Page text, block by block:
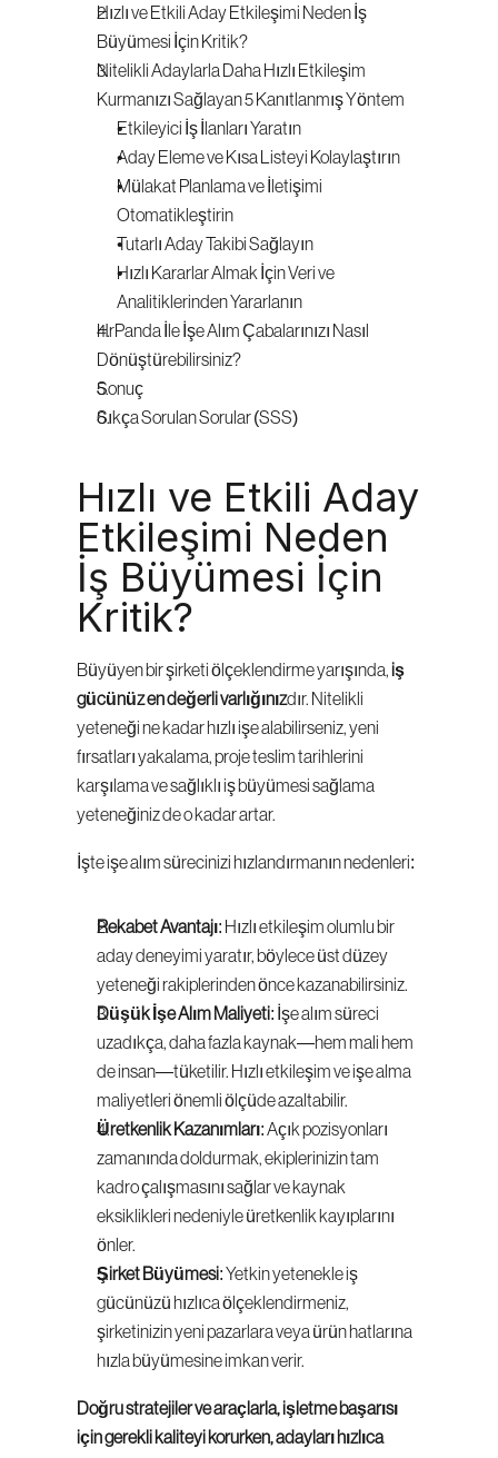
Hızlı ve Etkili Aday Etkileşimi Neden İş
Büyümesi İçin Kritik?
Nitelikli Adaylarla Daha Hızlı Etkileşim
Kurmanızı Sağlayan 5 Kanıtlanmış Yöntem
Etkileyici İş İlanları Yaratın
Aday Eleme ve Kısa Listeyi Kolaylaştırın
Mülakat Planlama ve İletişimi
Otomatikleştirin
Tutarlı Aday Takibi Sağlayın
Hızlı Kararlar Almak İçin Veri ve
Analitiklerinden Yararlanın
HrPanda İle İşe Alım Çabalarınızı Nasıl
Dönüştürebilirsiniz?
Sonuç
Sıkça Sorulan Sorular (SSS)
Hızlı ve Etkili Aday
Etkileşimi Neden
İş Büyümesi İçin
Kritik?
Büyüyen bir şirketi ölçeklendirme yarışında, iş
gücünüz en değerli varlığınızdır. Nitelikli
yeteneği ne kadar hızlı işe alabilirseniz, yeni
fırsatları yakalama, proje teslim tarihlerini
karşılama ve sağlıklı iş büyümesi sağlama
yeteneğiniz de o kadar artar.
İşte işe alım sürecinizi hızlandırmanın nedenleri:
Rekabet Avantajı: Hızlı etkileşim olumlu bir
aday deneyimi yaratır, böylece üst düzey
yeteneği rakiplerinden önce kazanabilirsiniz.
Düşük İşe Alım Maliyeti: İşe alım süreci
uzadıkça, daha fazla kaynak—hem mali hem
de insan—tüketilir. Hızlı etkileşim ve işe alma
maliyetleri önemli ölçüde azaltabilir.
Üretkenlik Kazanımları: Açık pozisyonları
zamanında doldurmak, ekiplerinizin tam
kadro çalışmasını sağlar ve kaynak
eksiklikleri nedeniyle üretkenlik kayıplarını
önler.
Şirket Büyümesi: Yetkin yetenekle iş
gücünüzü hızlıca ölçeklendirmeniz,
şirketinizin yeni pazarlara veya ürün hatlarına
hızla büyümesine imkan verir.
Doğru stratejiler ve araçlarla, işletme başarısı
için gerekli kaliteyi korurken, adayları hızlıca